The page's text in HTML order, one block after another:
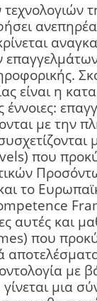
είναι η
έννοιες:
με την
που
το
αυτές και
που
με
μια